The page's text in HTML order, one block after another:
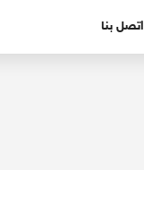
اتصل بنا